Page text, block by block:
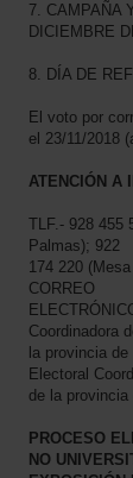
7. CAMPAÑA
DICIEMBRE
8. DÍA DE
El voto por
el 23/11/2018
ATENCIÓN A
TLF.- 928 455
Palmas); 922
174 220
CORREO
Coordinadora
la provincia
Electoral
de la
PROCESO
NO